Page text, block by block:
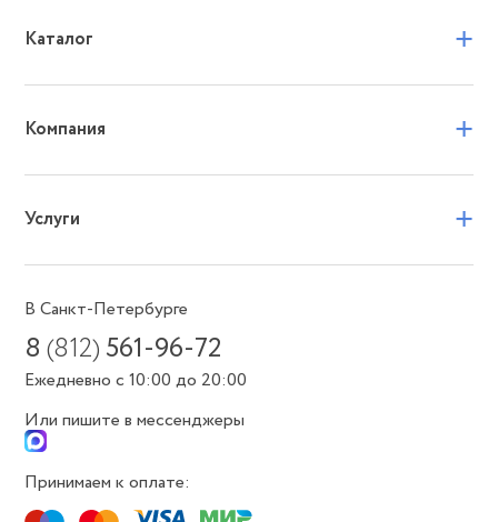
Каталог +
Компания +
Услуги +
В Санкт-Петербурге
8(812) 561-96-72
Ежедневно с 10:00 до 20:00
Или пишите в мессенджеры
Принимаем к оплате: